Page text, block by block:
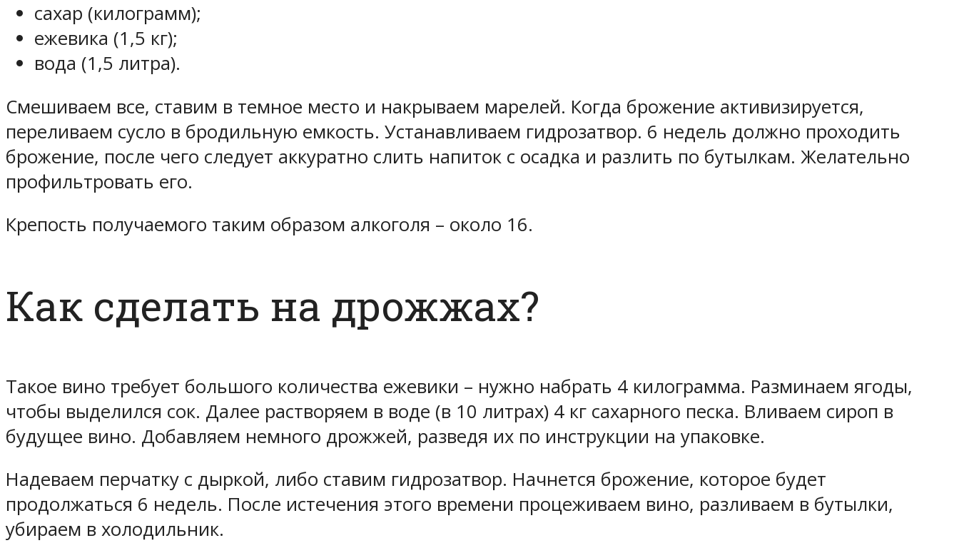
сахар (килограмм);
ежевика (1,5 кг);
вода (1,5 литра).
Смешиваем все, ставим в темное место и накрываем марелей. Когда брожение активизируется,
переливаем сусло в бродильную емкость. Устанавливаем гидрозатвор. 6 недель должно проходить
брожение, после чего следует аккуратно слить напиток с осадка и разлить по бутылкам. Желательно
профильтровать его.
Крепость получаемого таким образом алкоголя – около 16.
Как сделать на дрожжах?
Такое вино требует большого количества ежевики – нужно набрать 4 килограмма. Разминаем ягоды,
чтобы выделился сок. Далее растворяем в воде (в 10 литрах) 4 кг сахарного песка. Вливаем сироп в
будущее вино. Добавляем немного дрожжей, разведя их по инструкции на упаковке.
Надеваем перчатку с дыркой, либо ставим гидрозатвор. Начнется брожение, которое будет
продолжаться 6 недель. После истечения этого времени процеживаем вино, разливаем в бутылки,
убираем в холодильник.